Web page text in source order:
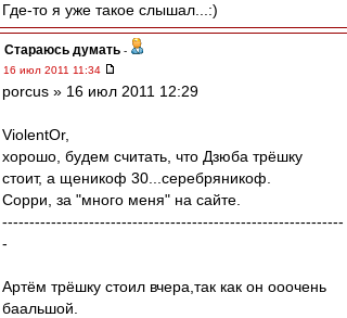
Где-то я уже такое слышал...:)
Стараюсь думать -
16 июл 2011 11:34
porcus » 16 июл 2011 12:29
ViolentOr,
хорошо, будем считать, что Дзюба трёшку
стоит, а щеникоф 30...серебряникоф.
Сорри, за "много меня" на сайте.
---------------------------------------------------------------
-
Артём трёшку стоил вчера,так как он ооочень
баальшой.